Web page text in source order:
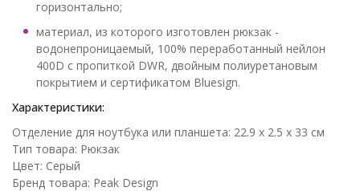
горизонтально;
материал, из которого изготовлен рюкзак -
водонепроницаемый, 100% переработанный нейлон
400D с пропиткой DWR, двойным полиуретановым
покрытием и сертификатом Bluesign.
Характеристики:
Отделение для ноутбука или планшета: 22.9 x 2.5 x 33 см
Тип товара: Рюкзак
Цвет: Серый
Бренд товара: Peak Design